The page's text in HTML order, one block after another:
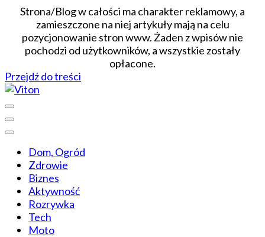
Strona/Blog w całości ma charakter reklamowy, a
zamieszczone na niej artykuły mają na celu
pozycjonowanie stron www. Żaden z wpisów nie
pochodzi od użytkowników, a wszystkie zostały
opłacone.
Przejdź do treści
Viton
Dom, Ogród
Zdrowie
Biznes
Aktywność
Rozrywka
Tech
Moto